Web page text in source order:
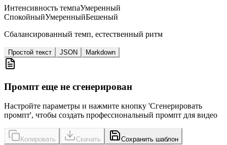
Интенсивность темпаУмеренный
СпокойныйУмеренныйБешеный
Сбалансированный темп, естественный ритм
Простой текст JSON Markdown
Промпт еще не сгенерирован
Настройте параметры и нажмите кнопку 'Сгенерировать
промпт', чтобы создать профессиональный промпт для видео
Копировать Скачать Сохранить шаблон